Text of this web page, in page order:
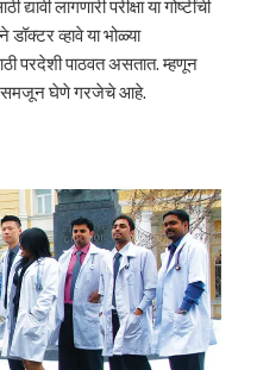
लागणारी परीक्षा या गोष्टींची
व्हावे या भोळ्या
परदेशी पाठवत असतात. म्हणून
समजून घेणे गरजेचे आहे.